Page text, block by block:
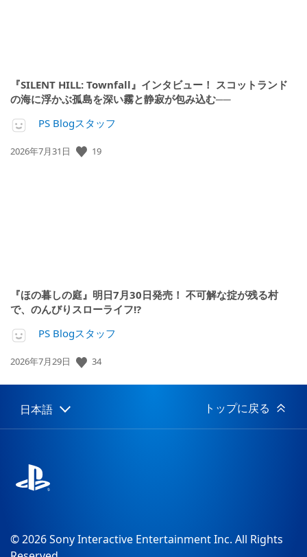
『SILENT HILL: Townfall』インタビュー！ スコットランド
の海に浮かぶ孤島を深い霧と静寂が包み込む──
PS Blogスタッフ
公
2026年7月31日 19
『ほの暮しの庭』明日7月30日発売！ 不可解な掟が残る村
で、のんびりスローライフ!?
PS Blogスタッフ
公
日:
2026年7月29日 34
Select
a
Current
region:
日本語 トップに戻る
© 2026 Sony Interactive Entertainment Inc. All Rights